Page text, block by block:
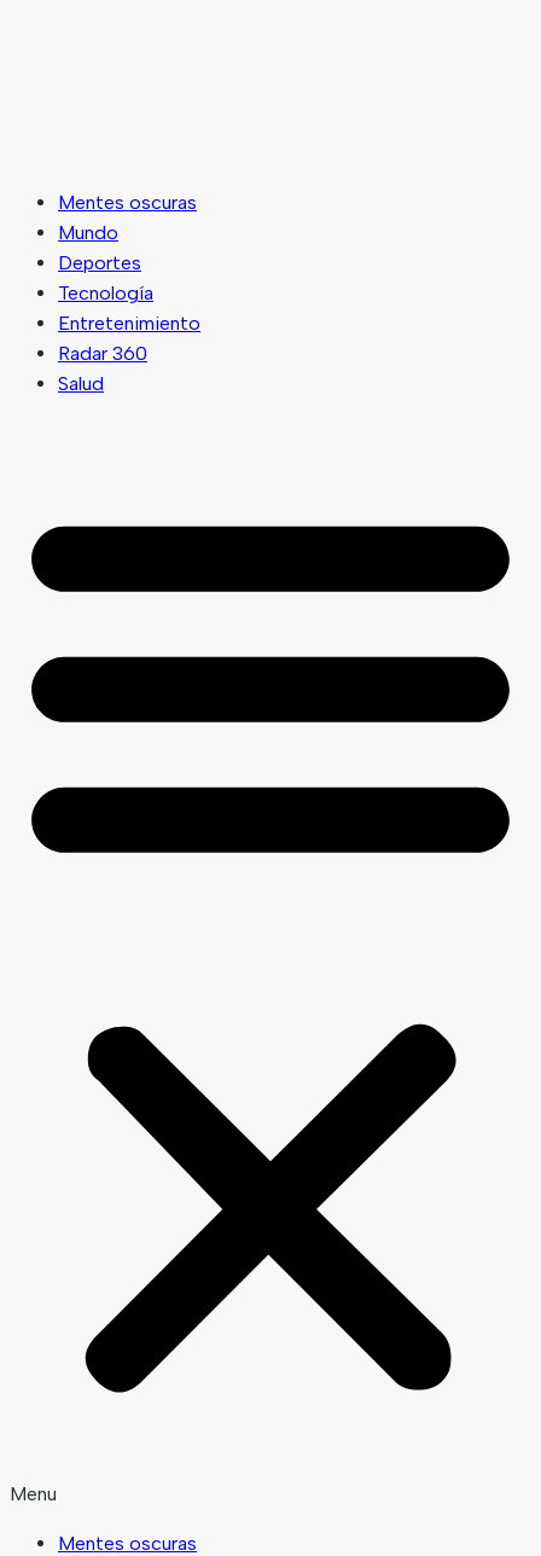
Mentes oscuras
Mundo
Deportes
Tecnología
Entretenimiento
Radar 360
Salud
Menu
Mentes oscuras